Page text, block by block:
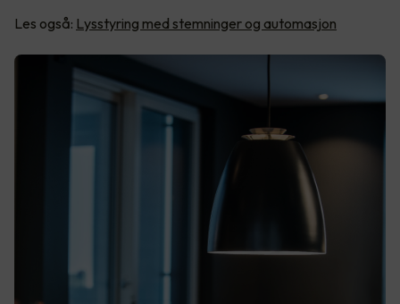
Les også: Lysstyring med stemninger og automasjon